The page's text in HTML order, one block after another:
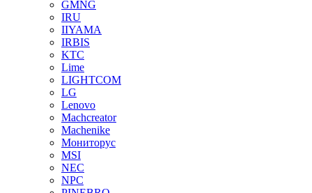
GMNG
IRU
IIYAMA
IRBIS
KTC
Lime
LIGHTCOM
LG
Lenovo
Machcreator
Machenike
Мониторус
MSI
NEC
NPC